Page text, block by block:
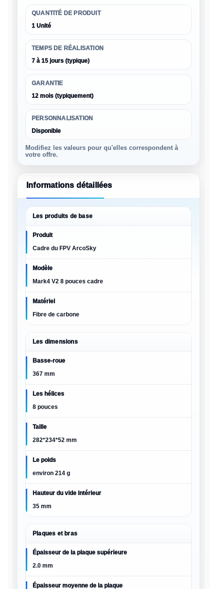
QUANTITÉ DE PRODUIT
1 Unité
TEMPS DE RÉALISATION
7 à 15 jours (typique)
GARANTIE
12 mois (typiquement)
PERSONNALISATION
Disponible
Modifiez les valeurs pour qu'elles correspondent à
votre offre.
Informations détaillées
Les produits de base
Produit
Cadre du FPV ArcoSky
Modèle
Mark4 V2 8 pouces cadre
Matériel
Fibre de carbone
Les dimensions
Basse-roue
367 mm
Les hélices
8 pouces
Taille
282*234*52 mm
Le poids
environ 214 g
Hauteur du vide intérieur
35 mm
Plaques et bras
Épaisseur de la plaque supérieure
2.0 mm
Épaisseur moyenne de la plaque